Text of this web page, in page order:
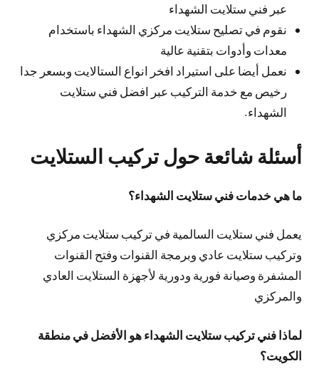
عبر فني ستلايت الشهداء
نقوم في تصليح ستلايت مركزي الشهداء باستخدام
معدات وأدوات بتقنية عالية
نعمل أيضا على استيراد افخر انواع الستالايت وبسعر جدا
رخيص مع خدمة التركيب عبر افضل فني ستلايت
الشهداء.
أسئلة شائعة حول تركيب الستلايت
ما هي خدمات فني ستلايت الشهداء؟
يعمل فني ستلايت السالمية في تركيب ستلايت مركزي
وتركيب ستلايت عادي وبرمجة القنوات وفتح القنوات
المشفرة وصيانة فورية ودورية لأجهزة الستلايت العادي
والمركزي
لماذا فني تركيب ستلايت الشهداء هو الأفضل في منطقة
الكويت؟